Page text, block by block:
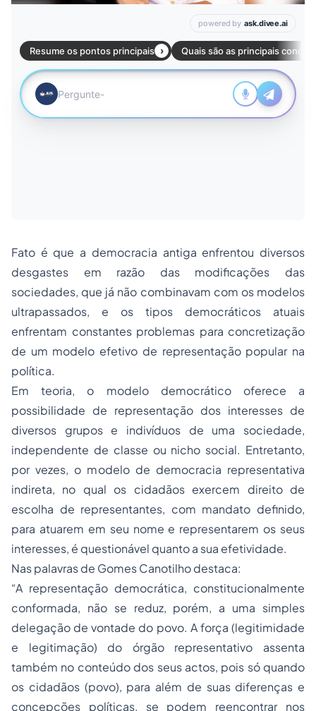
Fato é que a democracia antiga enfrentou diversos
desgastes em razão das modificações das
sociedades, que já não combinavam com os modelos
ultrapassados, e os tipos democráticos atuais
enfrentam constantes problemas para concretização
de um modelo efetivo de representação popular na
política.
Em teoria, o modelo democrático oferece a
possibilidade de representação dos interesses de
diversos grupos e indivíduos de uma sociedade,
independente de classe ou nicho social. Entretanto,
por vezes, o modelo de democracia representativa
indireta, no qual os cidadãos exercem direito de
escolha de representantes, com mandato definido,
para atuarem em seu nome e representarem os seus
interesses, é questionável quanto a sua efetividade.
Nas palavras de Gomes Canotilho destaca:
“A representação democrática, constitucionalmente
conformada, não se reduz, porém, a uma simples
delegação de vontade do povo. A força (legitimidade
e legitimação) do órgão representativo assenta
também no conteúdo dos seus actos, pois só quando
os cidadãos (povo), para além de suas diferenças e
concepções políticas, se podem reencontrar nos